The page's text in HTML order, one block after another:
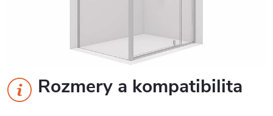
Rozmery a kompatibilita